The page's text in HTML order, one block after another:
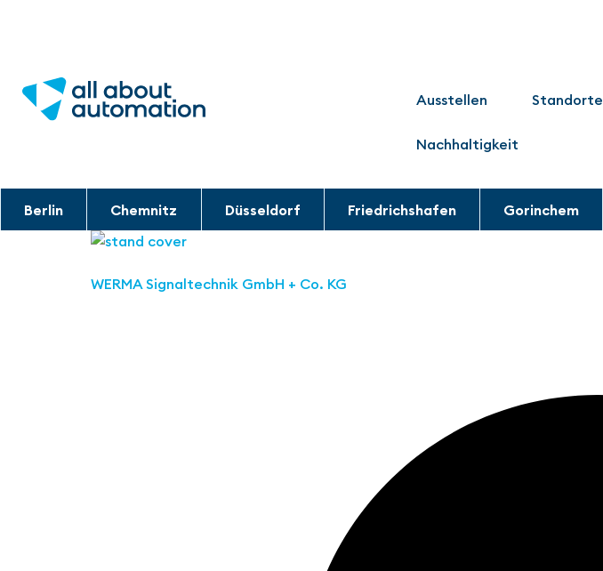
Ausstellen Standorte
Nachhaltigkeit
Berlin Chemnitz Düsseldorf Friedrichshafen Gorinchem
WERMA Signaltechnik GmbH + Co. KG